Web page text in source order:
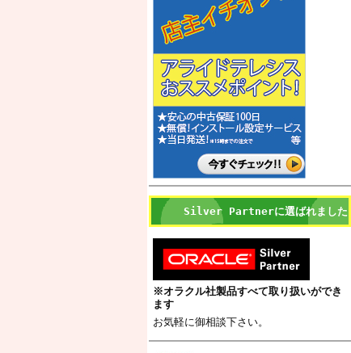
Silver Partnerに選ばれました
※オラクル社製品すべて取り扱いができ
ます
お気軽に御相談下さい。